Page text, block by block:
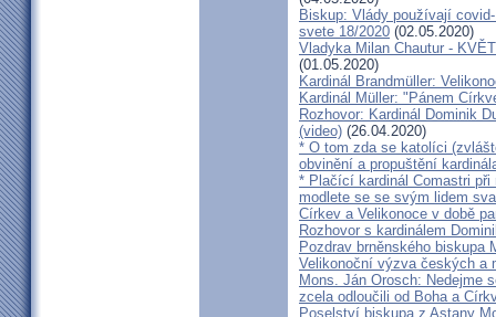
Biskup: Vlády používají
svete 18/2020 (02.05.2020)
Vladyka Milan Chautur -
(01.05.2020)
Kardinál Brandmüller:
Kardinál Müller: "Pánem
Rozhovor: Kardinál Dominik
(video) (26.04.2020)
* O tom zda se katolíci
obvinění a propuštění
* Plačící kardinál Comastri
modlete se se svým lidem
Církev a Velikonoce v době
Rozhovor s kardinálem
Pozdrav brněnského biskupa
Velikonoční výzva českých a
Mons. Ján Orosch: Nedejme
zcela odloučili od Boha a
Poselství biskupa z Astany